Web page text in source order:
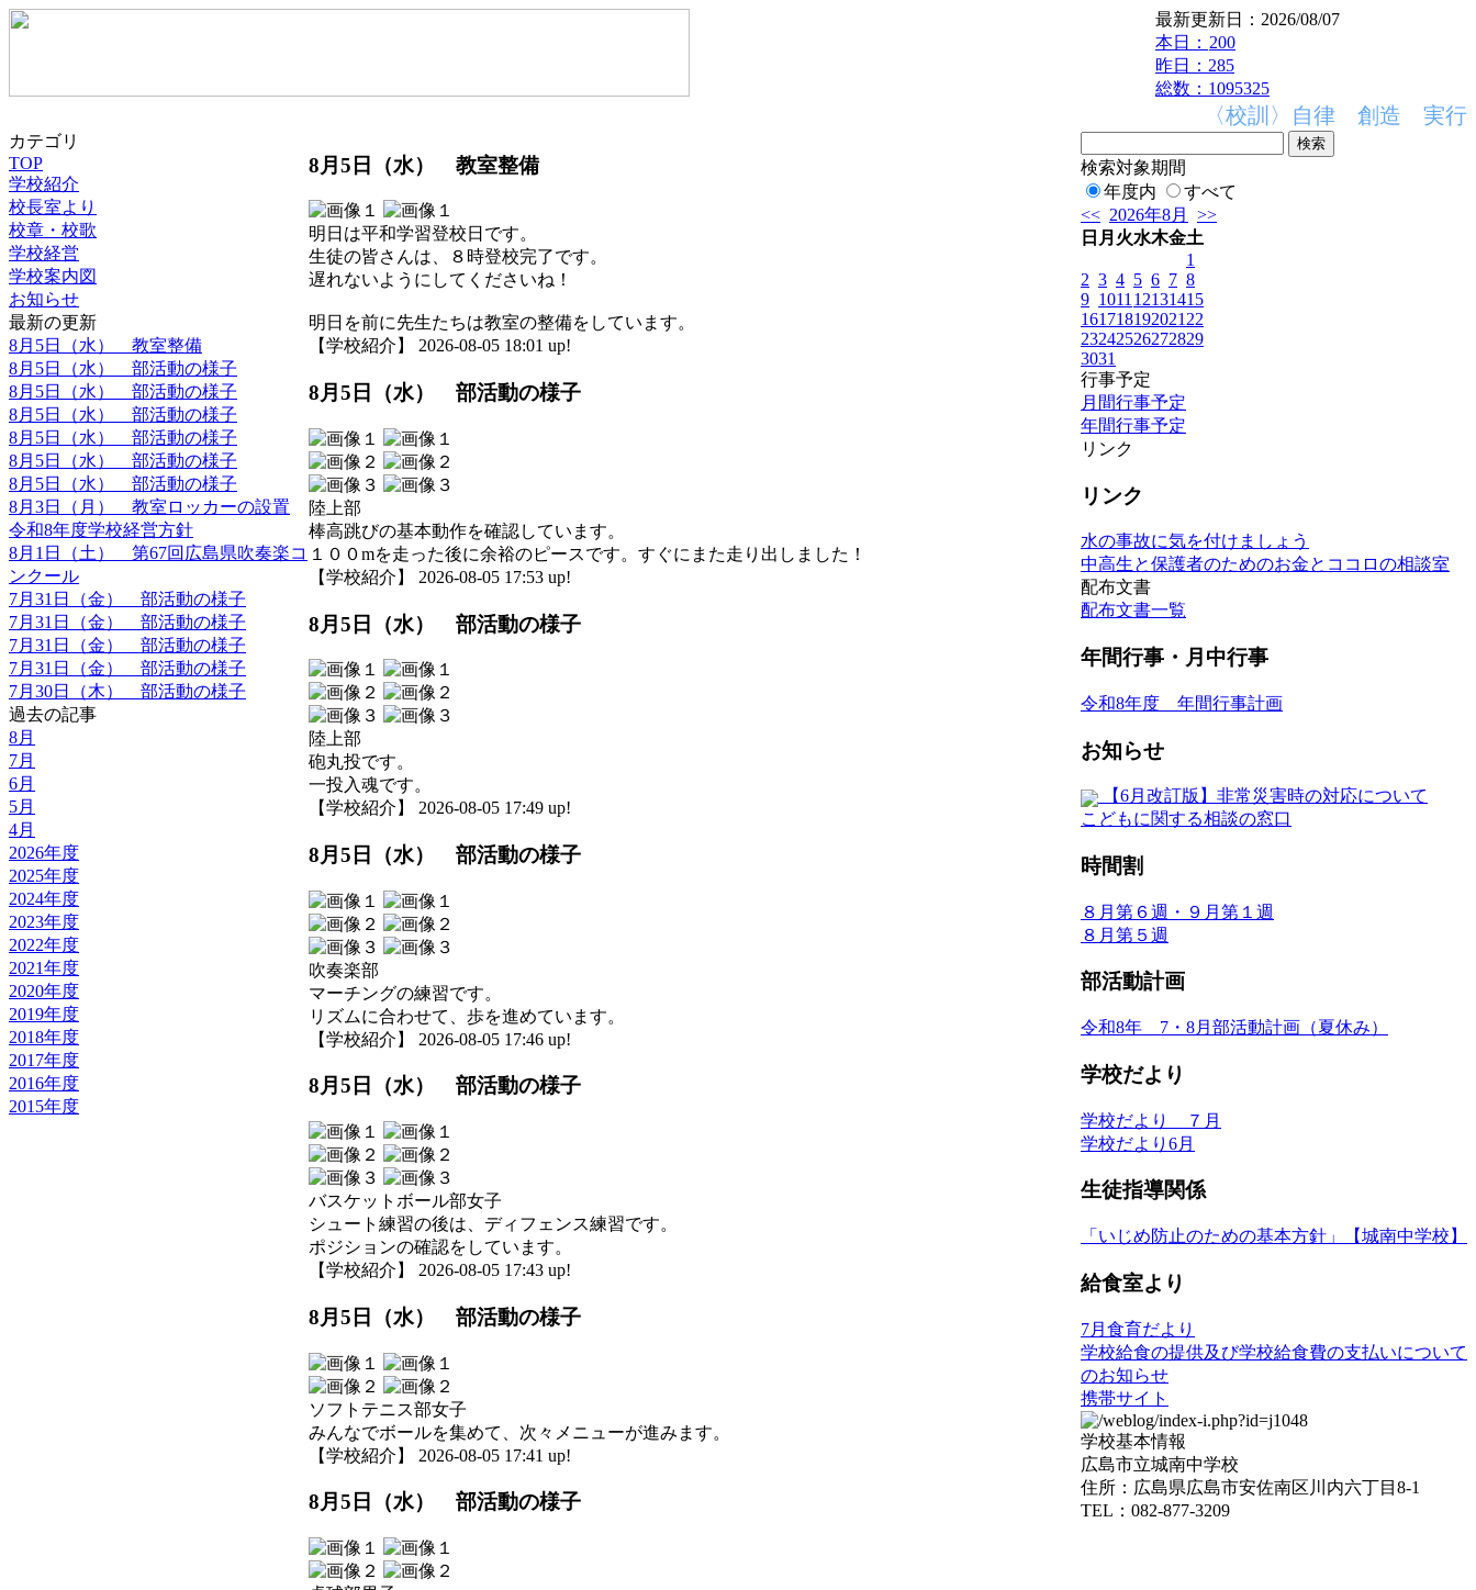
最新更新日：2026/08/07
本日： 200
昨日：285
総数：1095325
〈校訓〉自律 創造 実行 〈学
カテゴリ
TOP
学校紹介
校長室より
校章・校歌
学校経営
学校案内図
お知らせ
最新の更新
8月5日（水） 教室整備
8月5日（水） 部活動の様子
8月5日（水） 部活動の様子
8月5日（水） 部活動の様子
8月5日（水） 部活動の様子
8月5日（水） 部活動の様子
8月5日（水） 部活動の様子
8月3日（月） 教室ロッカーの設置
令和8年度学校経営方針
8月1日（土） 第67回広島県吹奏楽コ
ンクール
7月31日（金） 部活動の様子
7月31日（金） 部活動の様子
7月31日（金） 部活動の様子
7月31日（金） 部活動の様子
7月30日（木） 部活動の様子
過去の記事
8月
7月
6月
5月
4月
2026年度
2025年度
2024年度
2023年度
2022年度
2021年度
2020年度
2019年度
2018年度
2017年度
2016年度
2015年度
8月5日（水） 教室整備
明日は平和学習登校日です。
生徒の皆さんは、８時登校完了です。
遅れないようにしてくださいね！
明日を前に先生たちは教室の整備をしています。
【学校紹介】 2026-08-05 18:01 up!
8月5日（水） 部活動の様子
陸上部
棒高跳びの基本動作を確認しています。
１００mを走った後に余裕のピースです。すぐにまた走り出しました！
【学校紹介】 2026-08-05 17:53 up!
8月5日（水） 部活動の様子
陸上部
砲丸投です。
一投入魂です。
【学校紹介】 2026-08-05 17:49 up!
8月5日（水） 部活動の様子
吹奏楽部
マーチングの練習です。
リズムに合わせて、歩を進めています。
【学校紹介】 2026-08-05 17:46 up!
8月5日（水） 部活動の様子
バスケットボール部女子
シュート練習の後は、ディフェンス練習です。
ポジションの確認をしています。
【学校紹介】 2026-08-05 17:43 up!
8月5日（水） 部活動の様子
ソフトテニス部女子
みんなでボールを集めて、次々メニューが進みます。
【学校紹介】 2026-08-05 17:41 up!
8月5日（水） 部活動の様子
検索対象期間
年度内
すべて
<< 2026年8月
>>
日 月 火水木金土
1
2 3 4 5 6 7 8
9 1011 12131415
161718192021 22
23242526272829
3031
行事予定
月間行事予定
年間行事予定
リンク
リンク
水の事故に気を付けましょう
中高生と保護者のためのお金とココロの相談室
配布文書
配布文書一覧
年間行事・月中行事
令和8年度 年間行事計画
お知らせ
【6月改訂版】非常災害時の対応について
こどもに関する相談の窓口
時間割
８月第６週・９月第１週
８月第５週
部活動計画
令和8年 7・8月部活動計画（夏休み）
学校だより
学校だより ７月
学校だより6月
生徒指導関係
「いじめ防止のための基本方針」【城南中学校】
給食室より
7月食育だより
学校給食の提供及び学校給食費の支払いについて
のお知らせ
携帯サイト
学校基本情報
広島市立城南中学校
住所：広島県広島市安佐南区川内六丁目8-1
TEL：082-877-3209